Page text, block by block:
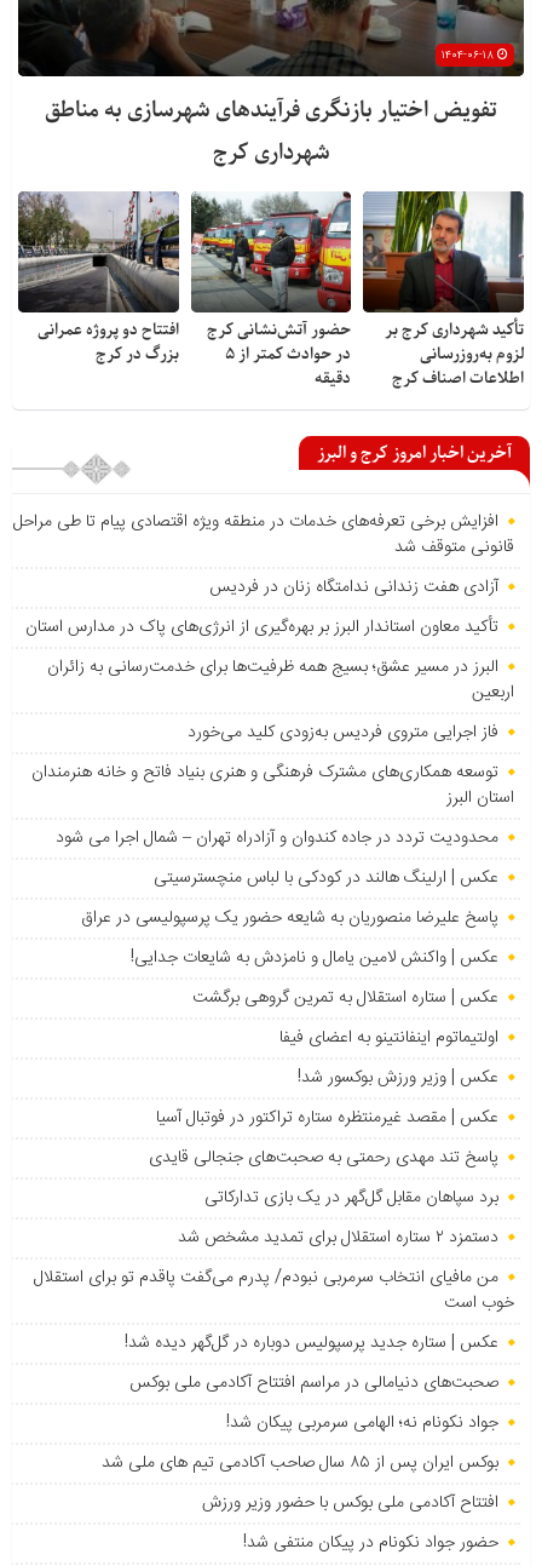
تفویض اختیار بازنگری فرآیندهای شهرسازی به مناطق
شهرداری کرج
تأکید شهرداری کرج بر
لزوم به‌روزرسانی
اطلاعات اصناف کرج
حضور آتش‌نشانی کرج
در حوادث کمتر از ۵
دقیقه
افتتاح دو پروژه عمرانی
بزرگ در کرج
آخرین اخبار امروز کرج و البرز
افزایش برخی تعرفه‌های خدمات در منطقه ویژه اقتصادی پیام تا طی مراحل
قانونی متوقف شد
آزادی هفت زندانی ندامتگاه زنان در فردیس
تأکید معاون استاندار البرز بر بهره‌گیری از انرژی‌های پاک در مدارس استان
البرز در مسیر عشق؛ بسیج همه ظرفیت‌ها برای خدمت‌رسانی به زائران
اربعین
فاز اجرایی متروی فردیس به‌زودی کلید می‌خورد
توسعه همکاری‌های مشترک فرهنگی و هنری بنیاد فاتح و خانه هنرمندان
استان البرز
محدودیت تردد در جاده کندوان و آزادراه تهران – شمال اجرا می شود
عکس | ارلینگ هالند در کودکی با لباس منچسترسیتی
پاسخ علیرضا منصوریان به شایعه حضور یک پرسپولیسی در عراق
عکس | واکنش لامین یامال و نامزدش به شایعات جدایی!
عکس | ستاره استقلال به تمرین گروهی برگشت
اولتیماتوم اینفانتینو به اعضای فیفا
عکس | وزیر ورزش بوکسور شد!
عکس | مقصد غیرمنتظره ستاره تراکتور در فوتبال آسیا
پاسخ تند مهدی رحمتی به صحبت‌های جنجالی قایدی
برد سپاهان مقابل گل‌گهر در یک بازی تدارکاتی
دستمزد ۲ ستاره استقلال برای تمدید مشخص شد
من مافیای انتخاب سرمربی نبودم/ پدرم می‌گفت پاقدم تو برای استقلال
خوب است
عکس | ستاره جدید پرسپولیس دوباره در گل‌گهر دیده شد!
صحبت‌های دنیامالی در مراسم افتتاح آکادمی ملی بوکس
جواد نکونام نه؛ الهامی سرمربی پیکان شد!
بوکس ایران پس از ۸۵ سال صاحب آکادمی تیم های ملی شد
افتتاح آکادمی ملی بوکس با حضور وزیر ورزش
حضور جواد نکونام در پیکان منتفی شد!